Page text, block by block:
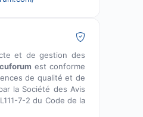
et de gestion des
est conforme
de qualité et de
la Société des Avis
7-2 du Code de la